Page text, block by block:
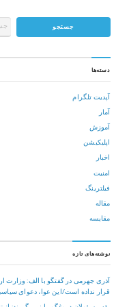
دسته‌ها
آپدیت تلگرام
آمار
آموزش
اپلیکیشن
اخبار
امنیت
فیلترینگ
مقاله
مقایسه
نوشته‌های تازه
آذری جهرمی در گفتگو با الف: وزارت
قرار نداده است/این عوا، دعوای